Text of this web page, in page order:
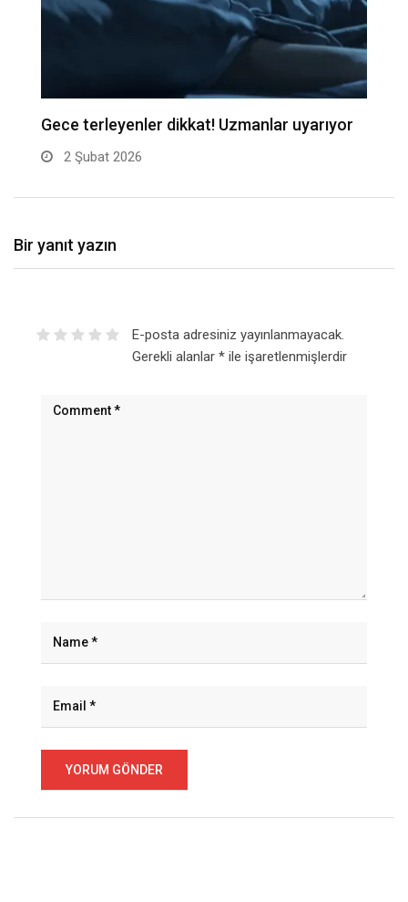
Gece terleyenler dikkat! Uzmanlar uyarıyor
2 Şubat 2026
Bir yanıt yazın
E-posta adresiniz yayınlanmayacak.
Gerekli alanlar *ile işaretlenmişlerdir